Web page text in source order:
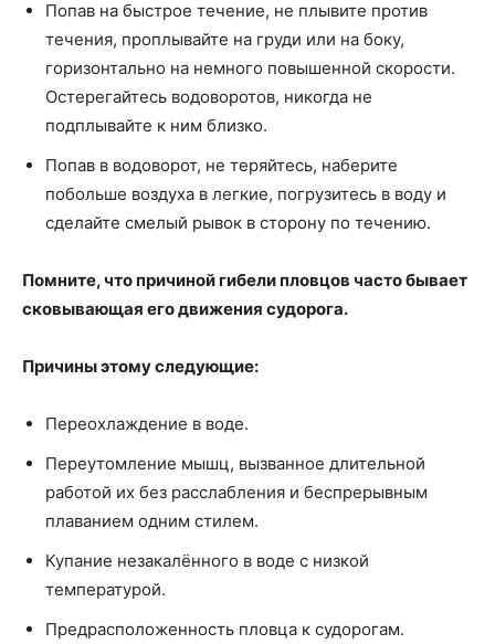
Попав на быстрое течение, не плывите против
течения, проплывайте на груди или на боку,
горизонтально на немного повышенной скорости.
Остерегайтесь водоворотов, никогда не
подплывайте к ним близко.
Попав в водоворот, не теряйтесь, наберите
побольше воздуха в легкие, погрузитесь в воду и
сделайте смелый рывок в сторону по течению.
Помните, что причиной гибели пловцов часто бывает
сковывающая его движения судорога.
Причины этому следующие:
Переохлаждение в воде.
Переутомление мышц, вызванное длительной
работой их без расслабления и беспрерывным
плаванием одним стилем.
Купание незакалённого в воде с низкой
температурой.
Предрасположенность пловца к судорогам.